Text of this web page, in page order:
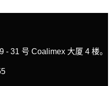
- 31 号 Coalimex 大厦 4 楼。